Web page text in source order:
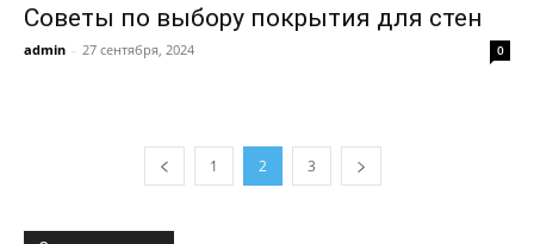
Советы по выбору покрытия для стен
admin - 27 сентября, 2024 0
1 2 3